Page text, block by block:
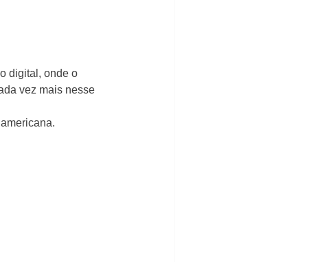
digital, onde o
vez mais nesse